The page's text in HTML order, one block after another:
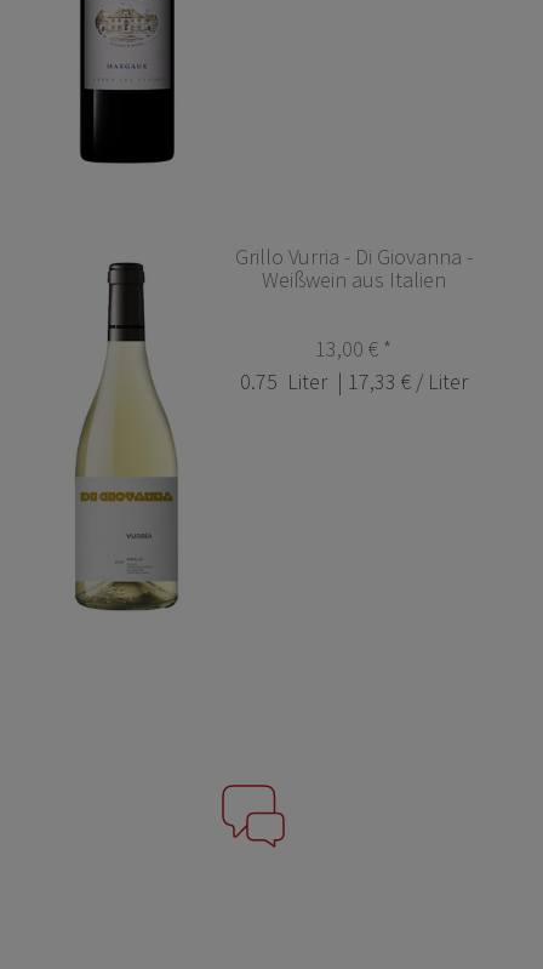
Grillo Vurria - Di Giovanna -
Weißwein aus Italien
13,00 € *
0.75 Liter | 17,33 € / Liter